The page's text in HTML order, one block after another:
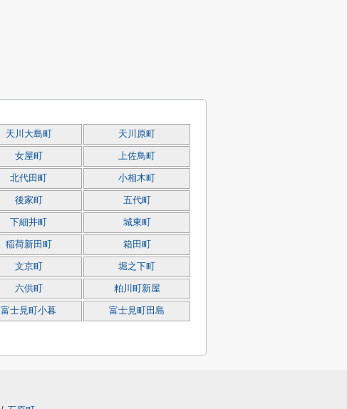
天川大島町 天川原町
女屋町 上佐鳥町
北代田町 小相木町
後家町 五代町
下細井町 城東町
稲荷新田町 箱田町
文京町 堀之下町
六供町 粕川町新屋
富士見町小暮 富士見町田島